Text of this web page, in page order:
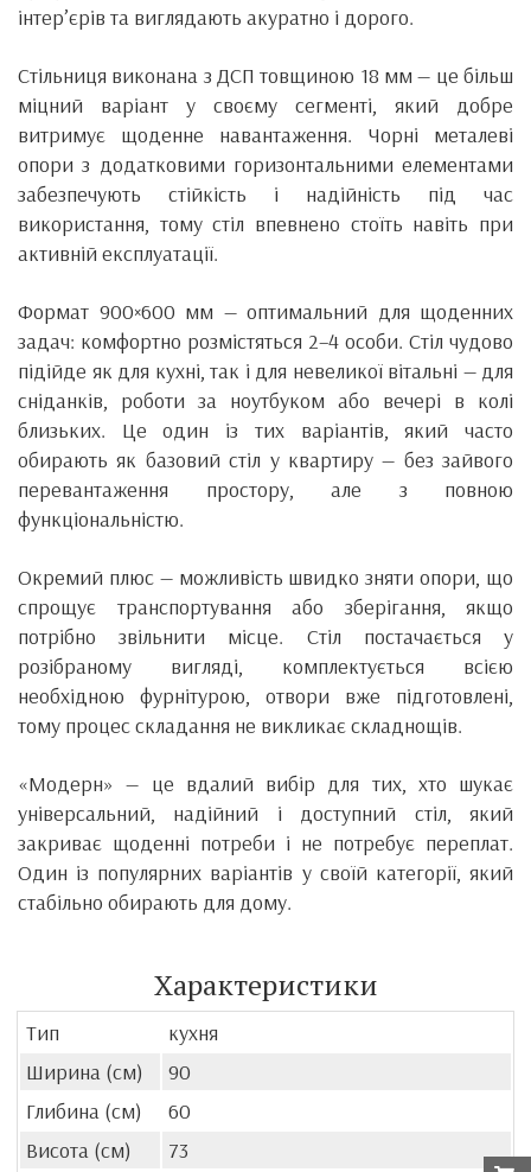
інтер’єрів та виглядають акуратно і дорого.
Стільниця виконана з ДСП товщиною 18 мм — це більш
міцний варіант у своєму сегменті, який добре
витримує щоденне навантаження. Чорні металеві
опори з додатковими горизонтальними елементами
забезпечують стійкість і надійність під час
використання, тому стіл впевнено стоїть навіть при
активній експлуатації.
Формат 900×600 мм — оптимальний для щоденних
задач: комфортно розмістяться 2–4 особи. Стіл чудово
підійде як для кухні, так і для невеликої вітальні — для
сніданків, роботи за ноутбуком або вечері в колі
близьких. Це один із тих варіантів, який часто
обирають як базовий стіл у квартиру — без зайвого
перевантаження простору, але з повною
функціональністю.
Окремий плюс — можливість швидко зняти опори, що
спрощує транспортування або зберігання, якщо
потрібно звільнити місце. Стіл постачається у
розібраному вигляді, комплектується всією
необхідною фурнітурою, отвори вже підготовлені,
тому процес складання не викликає складнощів.
«Модерн» — це вдалий вибір для тих, хто шукає
універсальний, надійний і доступний стіл, який
закриває щоденні потреби і не потребує переплат.
Один із популярних варіантів у своїй категорії, який
стабільно обирають для дому.
Характеристики
Тип
кухня
Ширина (см)
90
Глибина (см)
60
Висота (см)
73